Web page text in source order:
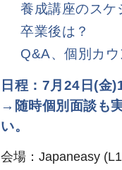
養成講座のスケ
卒業後は？
Q&A、個別カ
日程：7月24日(
→随時個別面談も
い。
会場：Japaneasy